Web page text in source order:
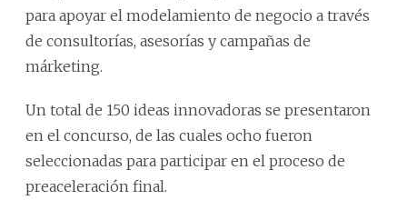
para apoyar el modelamiento de negocio a través
de consultorías, asesorías y campañas de
márketing.
Un total de 150 ideas innovadoras se presentaron
en el concurso, de las cuales ocho fueron
seleccionadas para participar en el proceso de
preaceleración final.